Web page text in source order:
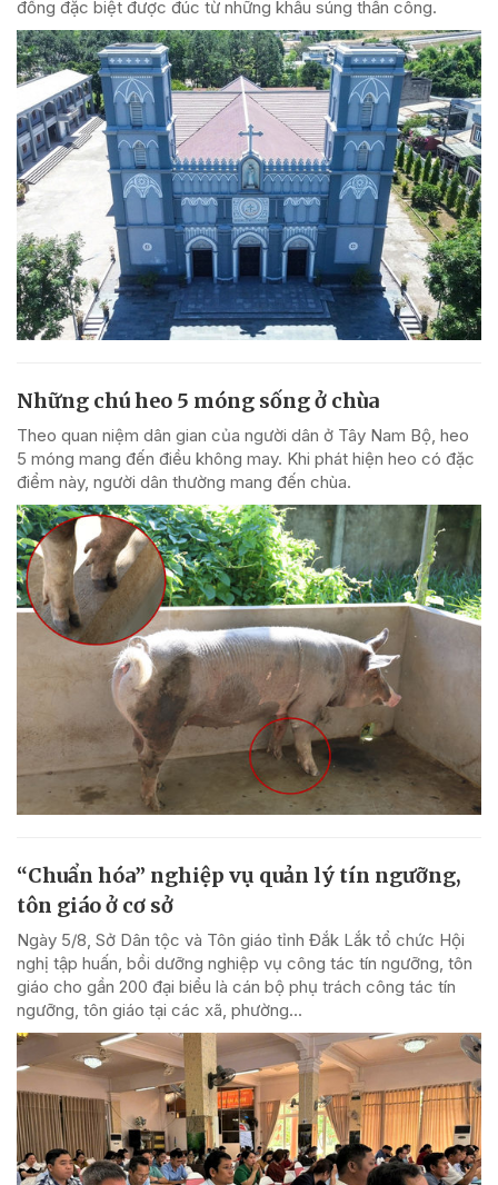
đồng đặc biệt được đúc từ những khẩu súng thần công.
Những chú heo 5 móng sống ở chùa
Theo quan niệm dân gian của người dân ở Tây Nam Bộ, heo
5 móng mang đến điều không may. Khi phát hiện heo có đặc
điểm này, người dân thường mang đến chùa.
“Chuẩn hóa” nghiệp vụ quản lý tín ngưỡng,
tôn giáo ở cơ sở
Ngày 5/8, Sở Dân tộc và Tôn giáo tỉnh Đắk Lắk tổ chức Hội
nghị tập huấn, bồi dưỡng nghiệp vụ công tác tín ngưỡng, tôn
giáo cho gần 200 đại biểu là cán bộ phụ trách công tác tín
ngưỡng, tôn giáo tại các xã, phường...